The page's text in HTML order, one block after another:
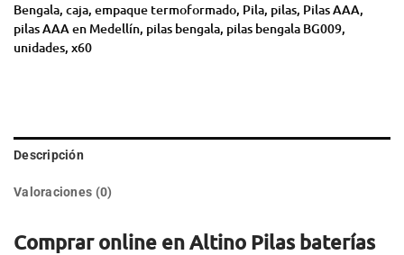
Bengala, caja, empaque termoformado, Pila, pilas, Pilas AAA,
pilas AAA en Medellín, pilas bengala, pilas bengala BG009,
unidades, x60
Descripción
Valoraciones (0)
Comprar online en Altino Pilas baterías